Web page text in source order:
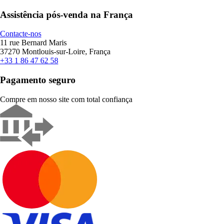
Assistência pós-venda na França
Contacte-nos
11 rue Bernard Maris
37270 Montlouis-sur-Loire, França
+33 1 86 47 62 58
Pagamento seguro
Compre em nosso site com total confiança